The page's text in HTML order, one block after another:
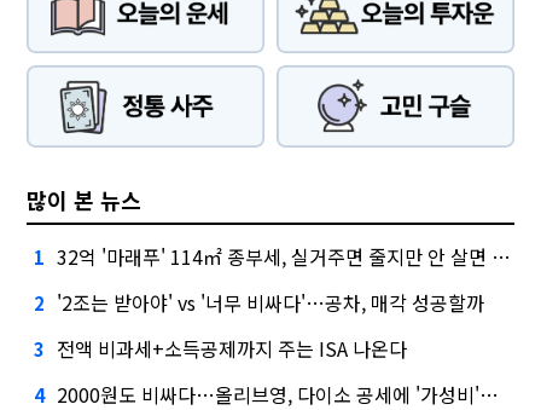
많이 본 뉴스
1 32억 '마래푸' 114㎡ 종부세, 실거주면 줄지만 안 살면 2.5배
2 '2조는 받아야' vs '너무 비싸다'…공차, 매각 성공할까
3 전액 비과세+소득공제까지 주는 ISA 나온다
4 2000원도 비싸다…올리브영, 다이소 공세에 '가성비'로 맞불